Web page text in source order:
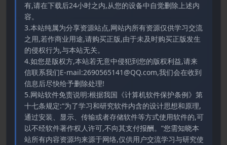
有,请在下载后24小时之内,从您的设备中自觉删除上述内
容。
3.本站纯属为分享资源站点,网站内所有资源仅供学习交流
之用,若作商业用途,请购买正版,由于未及时购买正版发生
的侵权行为,与本站无关。
4.如您是版权方,本站若无意中侵犯到您的版权利益,请来
信联系我们E-mail:2690565141@QQ.com,我们会在收到
信息后尽快给予删除处理!
5.网站软件免责说明:根据我国《计算机软件保护条例》第
十七条规定:“为了学习和研究软件内含的设计思想和原理,
通过安装、显示、传输或者存储软件等方式使用软件的,可
以不经软件著作权人许可,不向其支付报酬。”您需知晓本
站所有内容资源均来源于网络,仅供用户交流学习与研究使